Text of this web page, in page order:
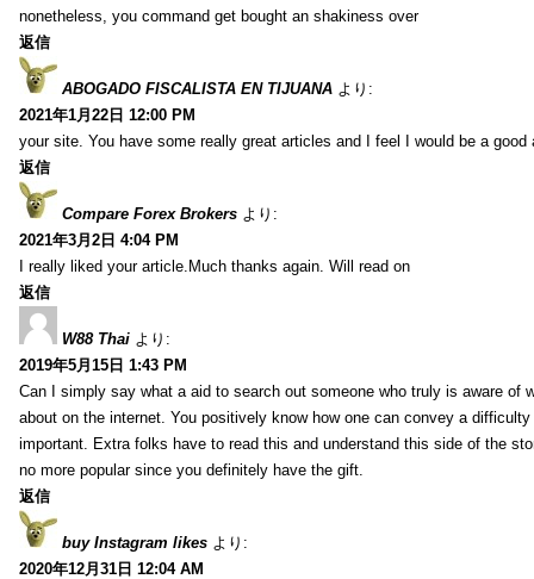
nonetheless, you command get bought an shakiness over
返信
ABOGADO FISCALISTA EN TIJUANA より:
2021年1月22日 12:00 PM
your site. You have some really great articles and I feel I would be a good
返信
Compare Forex Brokers より:
2021年3月2日 4:04 PM
I really liked your article.Much thanks again. Will read on
返信
W88 Thai より:
2019年5月15日 1:43 PM
Can I simply say what a aid to search out someone who truly is aware of
about on the internet. You positively know how one can convey a
important. Extra folks have to read this and understand this side of the
no more popular since you definitely have the gift.
返信
buy Instagram likes より:
2020年12月31日 12:04 AM